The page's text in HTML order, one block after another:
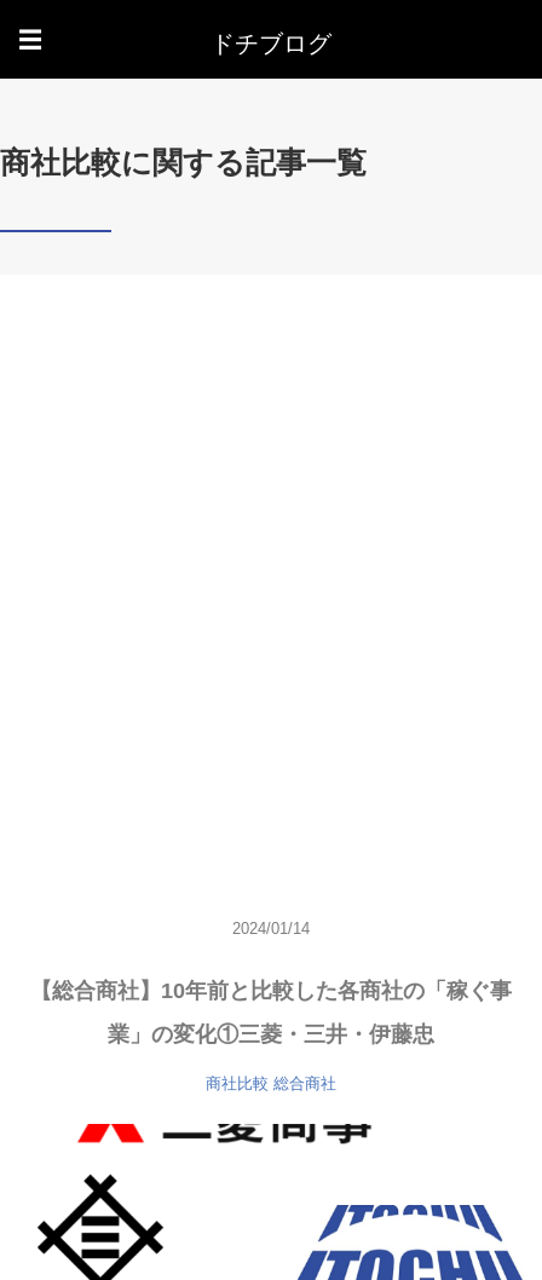
☰ ドチブログ
商社比較に関する記事一覧
2024/01/14
【総合商社】10年前と比較した各商社の「稼ぐ事
業」の変化①三菱・三井・伊藤忠
商社比較 総合商社